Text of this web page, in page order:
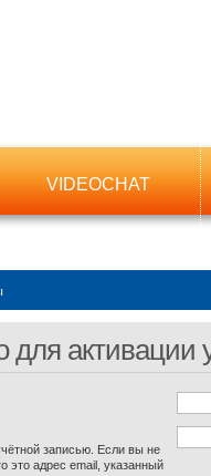
VIDEOCHAT
для активации
записью. Если вы не
это адрес email, указанный